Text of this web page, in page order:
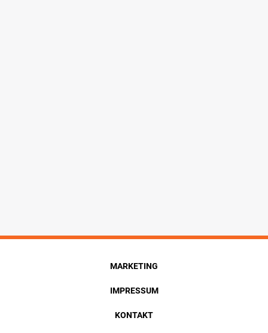
MARKETING
IMPRESSUM
KONTAKT